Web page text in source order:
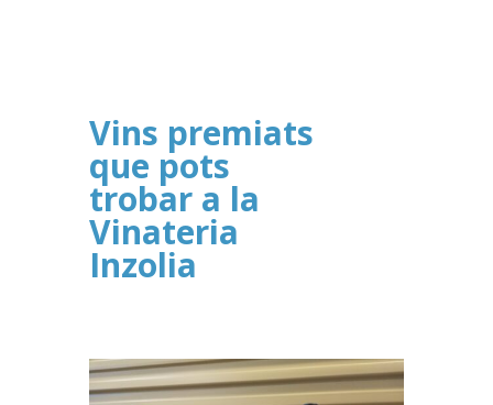
Vins premiats
que pots
trobar a la
Vinateria
Inzolia